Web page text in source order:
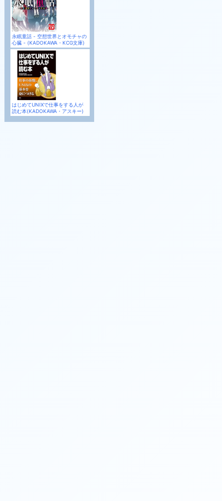
永眠童話 - 空想世界とオモチャの
心臓 - (KADOKAWA・KCG文庫)
はじめてUNIXで仕事をする人が
読む本(KADOKAWA・アスキー)